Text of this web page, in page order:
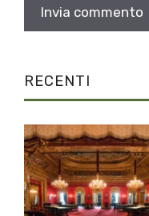
RECENTI